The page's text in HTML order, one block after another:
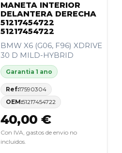
MANETA INTERIOR
DELANTERA DERECHA
51217454722
51217454722
BMW X6 (G06, F96) XDRIVE
30 D MILD-HYBRID
Garantia 1 ano
Ref:17590304
OEM:51217454722
40,00 €
Con IVA, gastos de envio no
incluidos.